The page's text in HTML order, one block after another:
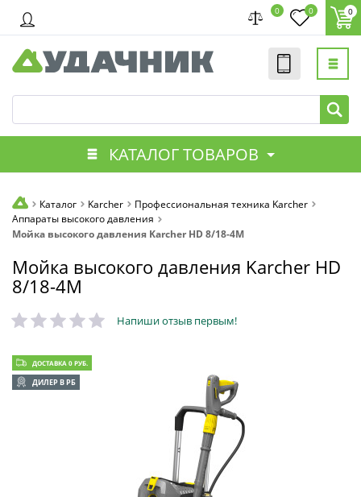
0 0 0
КАТАЛОГ ТОВАРОВ
Каталог Karcher
Профессиональная техника Karcher
Аппараты высокого давления
Мойка высокого давления Karcher HD 8/18-4M
Мойка высокого давления Karcher HD
8/18-4M
Напиши отзыв первым!
ДОСТАВКА 0 РУБ.
ДИЛЕР В РБ